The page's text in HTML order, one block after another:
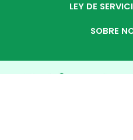
LEY DE
SOBRE